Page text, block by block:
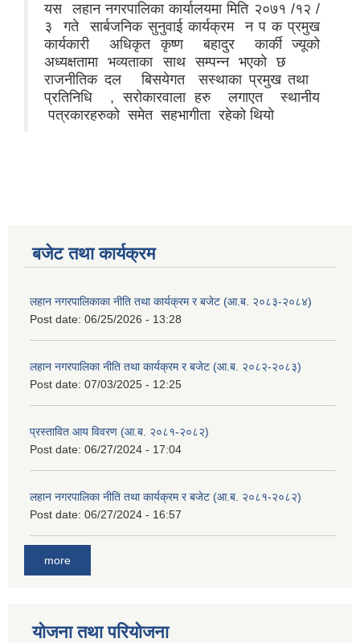
यस लहान नगरपालिका कार्यालयमा मिति २०७१ /१२ /
३ गते सार्बजनिक सुनुवाई कार्यक्रम न प क प्रमुख
कार्यकारी अधिकृत कृष्ण बहादुर कार्की ज्यूको
अध्यक्षतामा भव्यताका साथ सम्पन्न भएकाे छ
राजनीतिक दल बिसयेगत सस्थाका प्रमुख तथा
प्रतिनिधि , सरोकारवाला हरु लगाएत स्थानीय
पत्रकारहरुको समेत सहभागीता रहेको थियो
बजेट तथा कार्यक्रम
लहान नगरपालिकाका नीति तथा कार्यक्रम र बजेट (आ.ब. २०८३-२०८४)
Post date: 06/25/2026 - 13:28
लहान नगरपालिका नीति तथा कार्यक्रम र बजेट (आ.ब. २०८२-२०८३)
Post date: 07/03/2025 - 12:25
प्रस्तावित आय विवरण (आ.ब. २०८१-२०८२)
Post date: 06/27/2024 - 17:04
लहान नगरपालिका नीति तथा कार्यक्रम र बजेट (आ.ब. २०८१-२०८२)
Post date: 06/27/2024 - 16:57
more
योजना तथा परियोजना